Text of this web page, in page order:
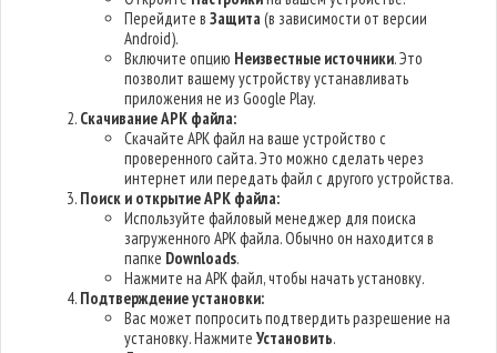
Перейдите вЗащита(в зависимости от версии
Android).
Включите опцию Неизвестные источники. Это
позволит вашему устройству устанавливать
приложения не из Google Play.
Скачивание APK файла:
Скачайте APK файл на ваше устройство с
проверенного сайта. Это можно сделать через
интернет или передать файл с другого устройства.
Поиск и открытие APK файла:
Используйте файловый менеджер для поиска
загруженного APK файла. Обычно он находится в
папке Downloads.
Нажмите на APK файл, чтобы начать установку.
Подтверждение установки:
Вас может попросить подтвердить разрешение на
установку. НажмитеУстановить.